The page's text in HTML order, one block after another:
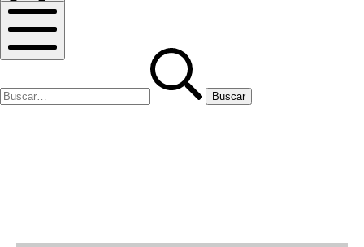
Buscar
Buscar:
Menú